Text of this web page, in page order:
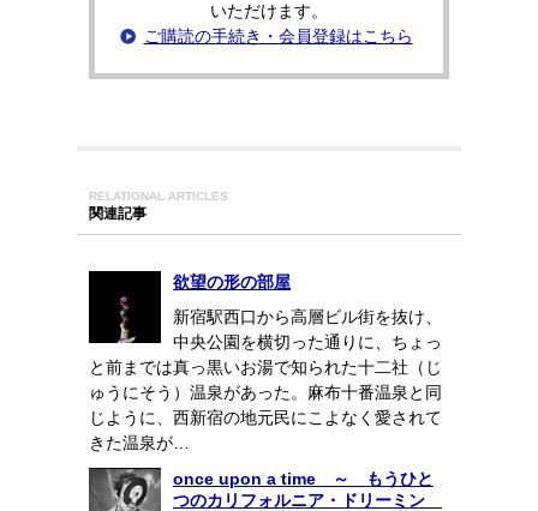
いただけます。
ご購読の手続き・会員登録はこちら
RELATIONAL ARTICLES
関連記事
欲望の形の部屋
新宿駅西口から高層ビル街を抜け、
中央公園を横切った通りに、ちょっ
と前までは真っ黒いお湯で知られた十二社（じ
ゅうにそう）温泉があった。麻布十番温泉と同
じように、西新宿の地元民にこよなく愛されて
きた温泉が…
once upon a time ～ もうひと
つのカリフォルニア・ドリーミン